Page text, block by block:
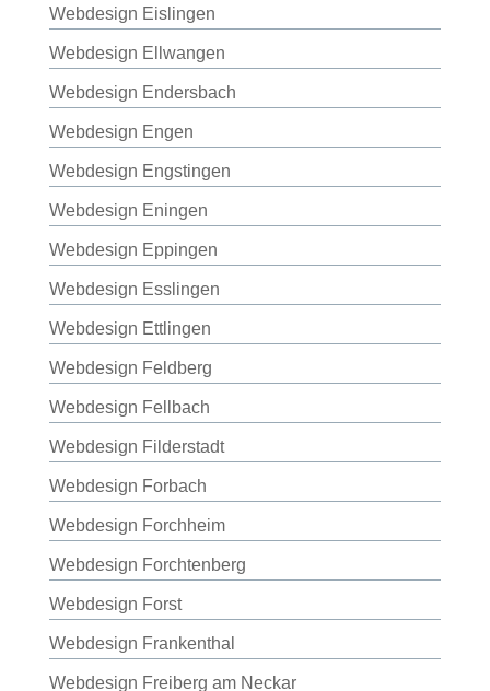
Webdesign Eislingen
Webdesign Ellwangen
Webdesign Endersbach
Webdesign Engen
Webdesign Engstingen
Webdesign Eningen
Webdesign Eppingen
Webdesign Esslingen
Webdesign Ettlingen
Webdesign Feldberg
Webdesign Fellbach
Webdesign Filderstadt
Webdesign Forbach
Webdesign Forchheim
Webdesign Forchtenberg
Webdesign Forst
Webdesign Frankenthal
Webdesign Freiberg am Neckar